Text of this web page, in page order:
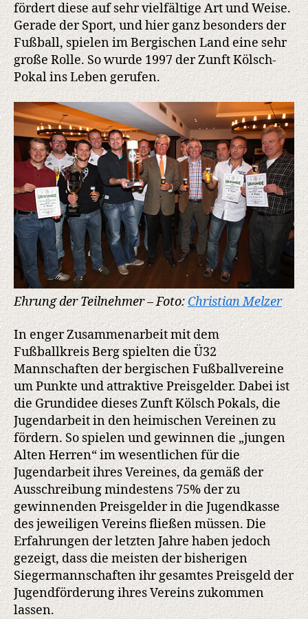
Erzquell
Brauerei
fördert
Jugendarbeit
im
oberbergischen
Fußball
mit
über
€
3.000
fördert diese auf sehr vielfältige Art und Weise.
Gerade der Sport, und hier ganz besonders der
Fußball, spielen im Bergischen Land eine sehr
große Rolle. So wurde 1997 der Zunft Kölsch-
Pokal ins Leben gerufen.
Ehrung der Teilnehmer – Foto:Christian Melzer
In enger Zusammenarbeit mit dem
Fußballkreis Berg spielten die Ü32
Mannschaften der bergischen Fußballvereine
um Punkte und attraktive Preisgelder. Dabei ist
die Grundidee dieses Zunft Kölsch Pokals, die
Jugendarbeit in den heimischen Vereinen zu
fördern. So spielen und gewinnen die „jungen
Alten Herren“ im wesentlichen für die
Jugendarbeit ihres Vereines, da gemäß der
Ausschreibung mindestens 75% der zu
gewinnenden Preisgelder in die Jugendkasse
des jeweiligen Vereins fließen müssen. Die
Erfahrungen der letzten Jahre haben jedoch
gezeigt, dass die meisten der bisherigen
Siegermannschaften ihr gesamtes Preisgeld der
Jugendförderung ihres Vereins zukommen
lassen.